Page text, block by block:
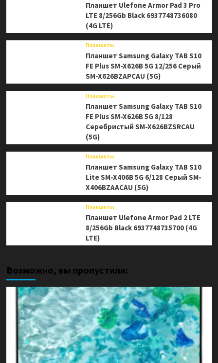
Планшет Ulefone Armor Pad 3 Pro
LTE 8/256Gb Black 6937748736080
(4G LTE)
Планшеты
Планшет Samsung Galaxy TAB S10
FE Plus SM-X626B 5G 12/256 Серый
SM-X626BZAPCAU (5G)
Планшеты
Планшет Samsung Galaxy TAB S10
FE Plus SM-X626B 5G 8/128
Серебристый SM-X626BZSRCAU
(5G)
Планшеты
Планшет Samsung Galaxy TAB S10
Lite SM-X406B 5G 6/128 Серый SM-
X406BZAACAU (5G)
Планшеты
Планшет Ulefone Armor Pad 2 LTE
8/256Gb Black 6937748735700 (4G
LTE)
Возможно, вы пропустили: